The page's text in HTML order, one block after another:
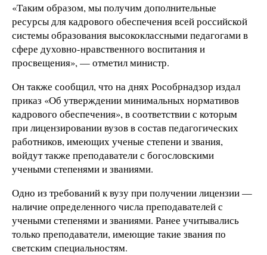
«Таким образом, мы получим дополнительные
ресурсы для кадрового обеспечения всей российской
системы образования высококлассными педагогами в
сфере духовно-нравственного воспитания и
просвещения», — отметил министр.
Он также сообщил, что на днях Рособрнадзор издал
приказ «Об утверждении минимальных нормативов
кадрового обеспечения», в соответствии с которым
при лицензировании вузов в состав педагогических
работников, имеющих ученые степени и звания,
войдут также преподаватели с богословскими
учеными степенями и званиями.
Одно из требований к вузу при получении лицензии —
наличие определенного числа преподавателей с
учеными степенями и званиями. Ранее учитывались
только преподаватели, имеющие такие звания по
светским специальностям.